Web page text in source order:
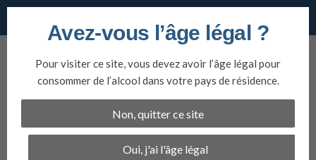
Ricard Coffret
Collection Années 50
Avez-vous l’âge légal ?
Pour visiter ce site, vous devez avoir l’âge légal pour
consommer de l’alcool dans votre pays de résidence.
Non, quitter ce site
Oui, j'ai l'âge légal